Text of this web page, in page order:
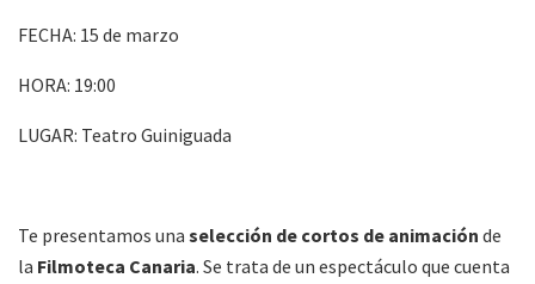
FECHA: 15 de marzo
HORA: 19:00
LUGAR: Teatro Guiniguada
Te presentamos una selección de cortos de animación de
la Filmoteca Canaria. Se trata de un espectáculo que cuenta